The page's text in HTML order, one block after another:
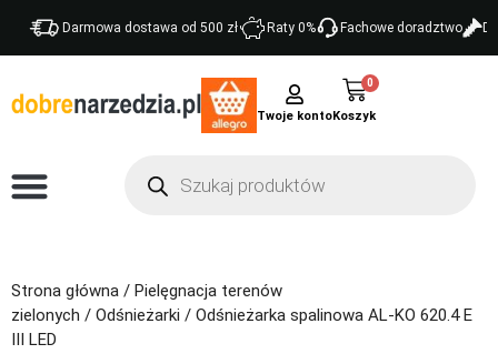
Darmowa dostawa od 500 zł Raty 0% Fachowe doradztwo
Twoje konto
0
Strona główna / Pielęgnacja terenów
zielonych / Odśnieżarki / Odśnieżarka spalinowa AL-KO 620.4 E
III LED